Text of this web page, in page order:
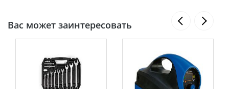
Вас может заинтересовать